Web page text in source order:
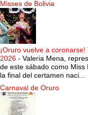
Misses de Bolivia
¡Oruro vuelve a
2026 - Valeria Mena,
de este sábado como Miss
la final del certamen naci...
Carnaval de Oruro